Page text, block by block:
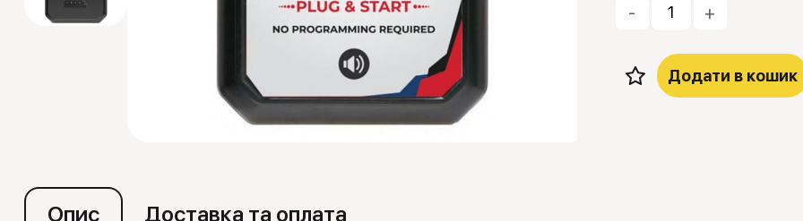
- +
Додати в кошик
Опис Доставка та оплата